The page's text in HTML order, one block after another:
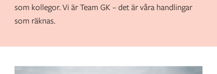
som kollegor. Vi är Team GK – det är våra handlingar
som räknas.